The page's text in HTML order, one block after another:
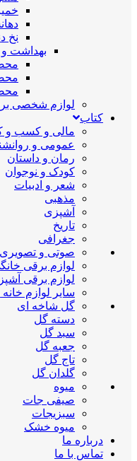
نخ
بهداشت
لوازم شخصی
کتاب
مالی و کسب و
عمومی و
رمان و داستان
کودک و نوجوان
شعر و ادبیات
مذهبی
آشپزی
تاریخ
جغرافی
صوتی و تصویری
لوازم برقی
لوازم برقی
سایر لوازم
گل شاخه ای
دسته گل
سبد گل
جعبه گل
تاج گل
گلدان گل
میوه
صیفی جات
سبزیجات
میوه خشک
درباره ما
تماس با ما